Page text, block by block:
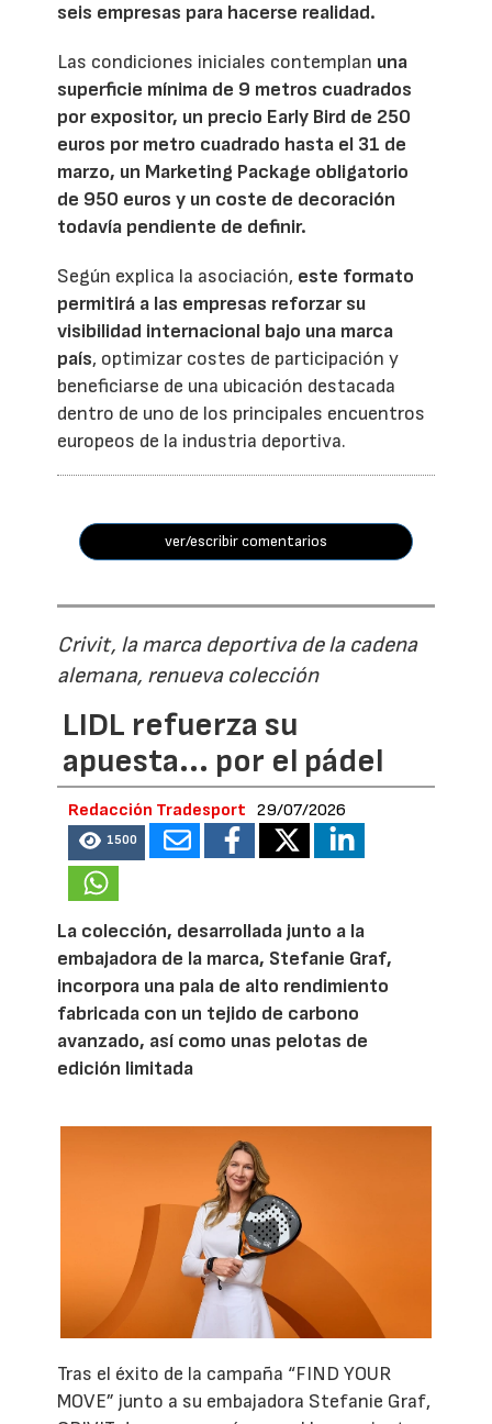
seis empresas para hacerse realidad.
Las condiciones iniciales contemplan una
superficie mínima de 9 metros cuadrados
por expositor, un precio Early Bird de 250
euros por metro cuadrado hasta el 31 de
marzo, un Marketing Package obligatorio
de 950 euros y un coste de decoración
todavía pendiente de definir.
Según explica la asociación, este formato
permitirá a las empresas reforzar su
visibilidad internacional bajo una marca
país, optimizar costes de participación y
beneficiarse de una ubicación destacada
dentro de uno de los principales encuentros
europeos de la industria deportiva.
ver/escribir comentarios
Crivit, la marca deportiva de la cadena
alemana, renueva colección
LIDL refuerza su
apuesta... por el pádel
Redacción Tradesport 29/07/2026
1500
La colección, desarrollada junto a la
embajadora de la marca, Stefanie Graf,
incorpora una pala de alto rendimiento
fabricada con un tejido de carbono
avanzado, así como unas pelotas de
edición limitada
Tras el éxito de la campaña “FIND YOUR
MOVE” junto a su embajadora Stefanie Graf,